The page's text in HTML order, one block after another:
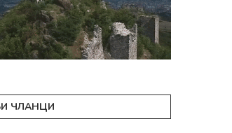
програма
за
Полагањем венаца
годишњица НАТО
бомбардовања
ЧЛАНЦИ